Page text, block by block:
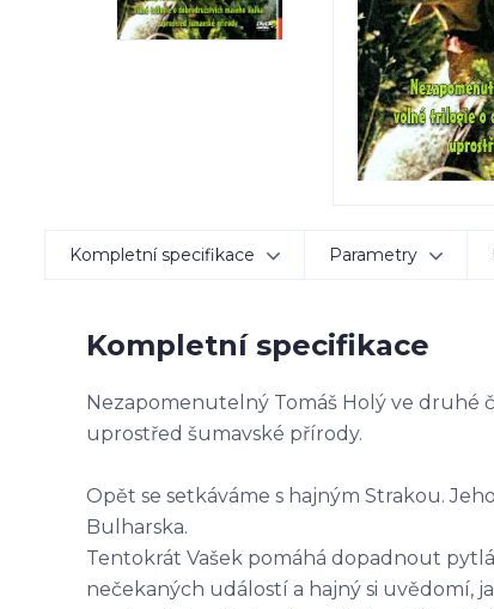
Kompletní specifikace Parametry
Kompletní specifikace
Nezapomenutelný Tomáš Holý ve druhé
uprostřed šumavské přírody.
Opět se setkáváme s hajným Strakou.
Bulharska.
Tentokrát Vašek pomáhá dopadnout
nečekaných událostí a hajný si uvědomí,